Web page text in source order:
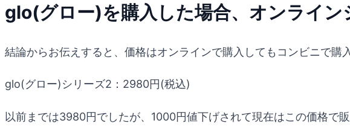
glo(グロー)を購入した場合、オンライン
結論からお伝えすると、価格はオンラインで購入してもコンビニで購
glo(グロー)シリーズ2：2980円(税込)
以前までは3980円でしたが、1000円値下げされて現在はこの価格で販